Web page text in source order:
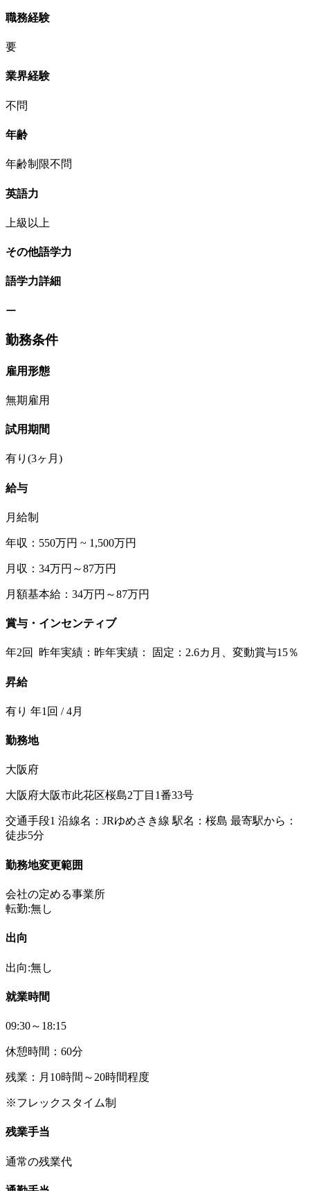
職務経験
要
業界経験
不問
年齢
年齢制限不問
英語力
上級以上
その他語学力
語学力詳細
ー
勤務条件
雇用形態
無期雇用
試用期間
有り(3ヶ月)
給与
月給制
年収：550万円 ~ 1,500万円
月収：34万円～87万円
月額基本給：34万円～87万円
賞与・インセンティブ
年2回 昨年実績：昨年実績： 固定：2.6カ月、変動賞与15％
昇給
有り 年1回 / 4月
勤務地
大阪府
大阪府大阪市此花区桜島2丁目1番33号
交通手段1 沿線名：JRゆめさき線 駅名：桜島 最寄駅から：
徒歩5分
勤務地変更範囲
会社の定める事業所
転勤:無し
出向
出向:無し
就業時間
09:30～18:15
休憩時間：60分
残業：月10時間～20時間程度
※フレックスタイム制
残業手当
通常の残業代